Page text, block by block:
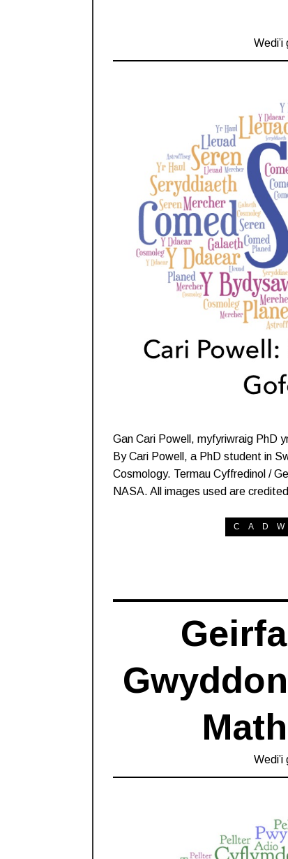
Gan Cari Powell, myfyriwraig PhD
By Cari Powell, a PhD student in
Cosmology. Termau Cyffredinol /
NASA. All images used are